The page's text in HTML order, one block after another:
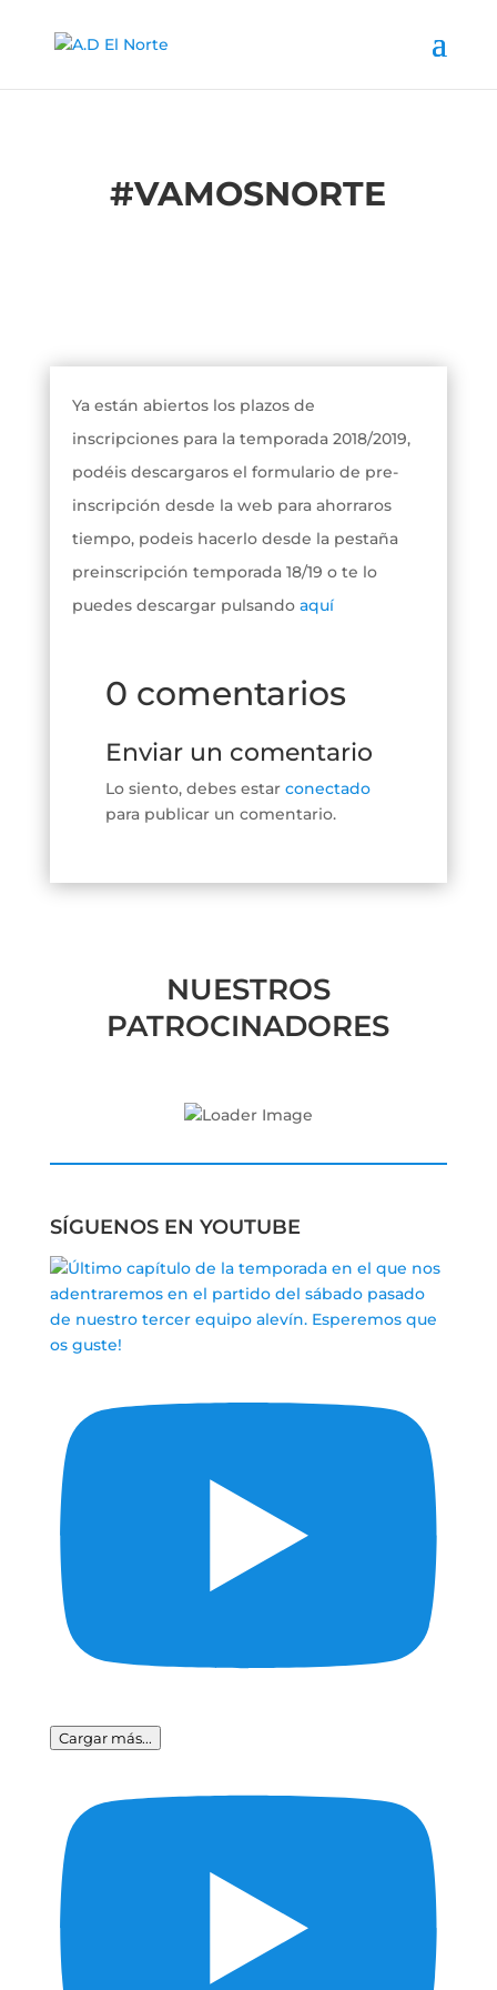
#VAMOSNORTE
Ya están abiertos los plazos de
inscripciones para la temporada 2018/2019,
podéis descargaros el formulario de pre-
inscripción desde la web para ahorraros
tiempo, podeis hacerlo desde la pestaña
preinscripción temporada 18/19 o te lo
puedes descargar pulsando aquí
0 comentarios
Enviar un comentario
Lo siento, debes estar conectado
para publicar un comentario.
NUESTROS
PATROCINADORES
SÍGUENOS EN YOUTUBE
Cargar más...